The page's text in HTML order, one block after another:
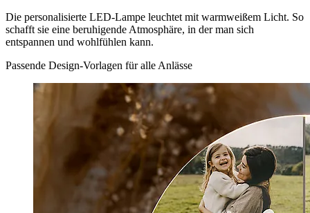
Die personalisierte LED-Lampe leuchtet mit warmweißem Licht. So
schafft sie eine beruhigende Atmosphäre, in der man sich
entspannen und wohlfühlen kann.
Passende Design-Vorlagen für alle Anlässe